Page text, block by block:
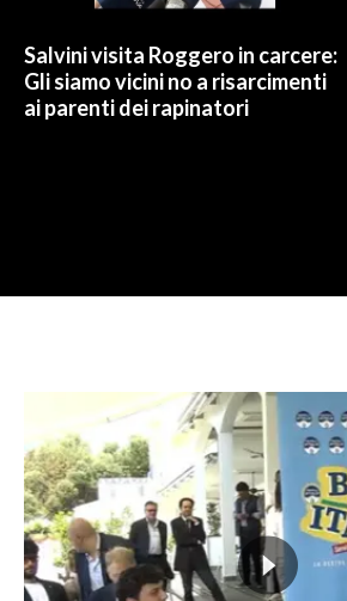
Salvini visita Roggero in carcere:
Gli siamo vicini no a risarcimenti
ai parenti dei rapinatori